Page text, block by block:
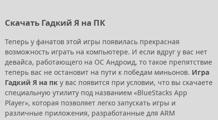
Скачать Гадкий Я на ПК
Теперь у фанатов этой игры появилась прекрасная
возможность играть на компьютере. И если вдруг у вас нет
девайса, работающего на ОС Андроид, то такое препятствие
теперь вас не остановит на пути к победам миньонов. Игра
Гадкий Я на пк у вас появится при условии, что вы скачаете
специальную утилиту под названием «BlueStacks App
Player», которая позволяет легко запускать игры и
различные приложения, разработанные для ARM